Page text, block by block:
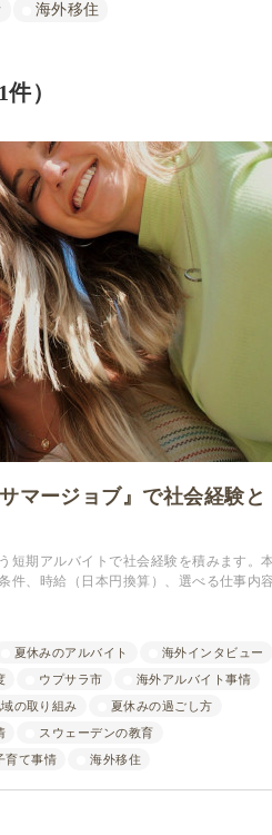
海外移住
）
マージョブ』で社会経験と
短期アルバイトで社会経験を積みます。本
件、時給（日本円換算）、選べる仕事内容
夏休みのアルバイト
海外インタビュー
ウプサラ市
海外アルバイト事情
の取り組み
夏休みの過ごし方
スウェーデンの教育
育て事情 海外移住